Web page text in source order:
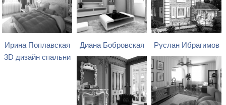
Ирина Поплавская
3D дизайн спальни
Диана Бобровская Руслан Ибрагимов